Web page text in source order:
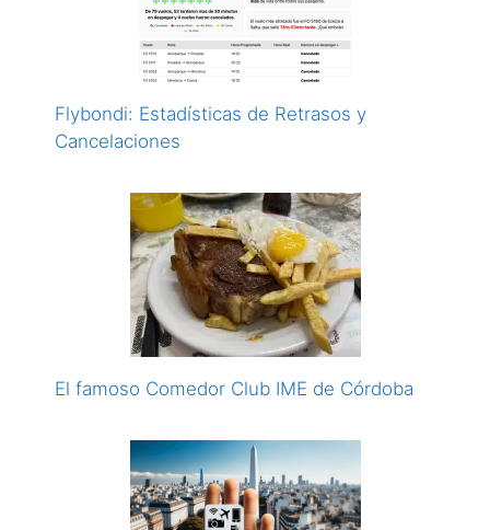
Flybondi: Estadísticas de Retrasos y
Cancelaciones
El famoso Comedor Club IME de Córdoba